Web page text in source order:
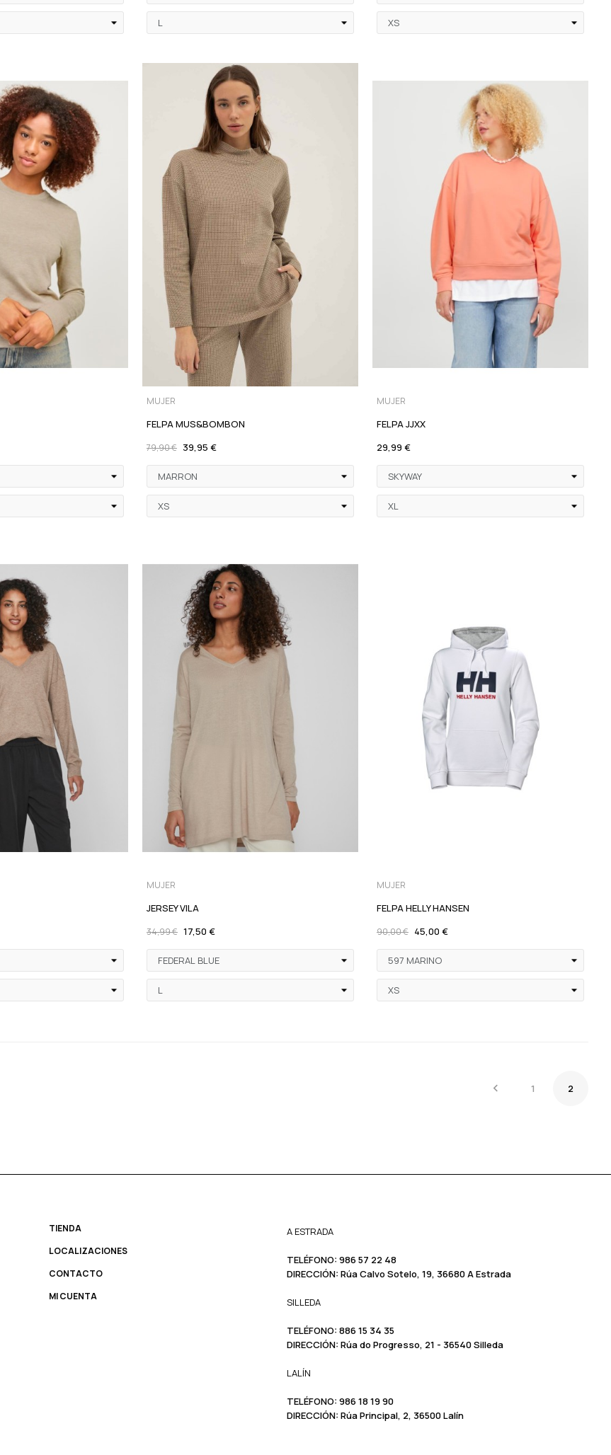
MUJER
FELPA MUS&BOMBON
79,90 € 39,95 €
MUJER
FELPA JJXX
29,99 €
MUJER
JERSEY VILA
34,99 € 17,50 €
MUJER
FELPA HELLY HANSEN
90,00 € 45,00 €
 1 2
TIENDA
LOCALIZACIONES
CONTACTO
MI CUENTA
A ESTRADA
TELÉFONO: 986 57 22 48
DIRECCIÓN: Rúa Calvo Sotelo, 19, 36680 A Estrada
SILLEDA
TELÉFONO: 886 15 34 35
DIRECCIÓN: Rúa do Progresso, 21 - 36540 Silleda
LALÍN
TELÉFONO: ​​ 986 18 19 90
DIRECCIÓN: Rúa Principal, 2, 36500 Lalín